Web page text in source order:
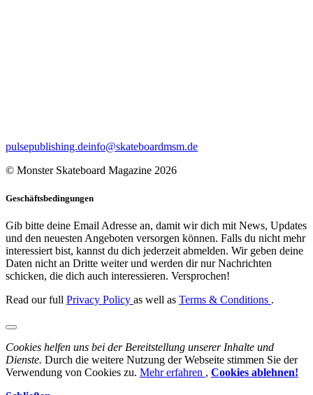
pulsepublishing.deinfo@skateboardmsm.de
© Monster Skateboard Magazine 2026
Geschäftsbedingungen
Gib bitte deine Email Adresse an, damit wir dich mit News, Updates
und den neuesten Angeboten versorgen können. Falls du nicht mehr
interessiert bist, kannst du dich jederzeit abmelden. Wir geben deine
Daten nicht an Dritte weiter und werden dir nur Nachrichten
schicken, die dich auch interessieren. Versprochen!
Read our full Privacy Policy as well as Terms & Conditions .
Cookies helfen uns bei der Bereitstellung unserer Inhalte und
Dienste. Durch die weitere Nutzung der Webseite stimmen Sie der
Verwendung von Cookies zu. Mehr erfahren , Cookies ablehnen!